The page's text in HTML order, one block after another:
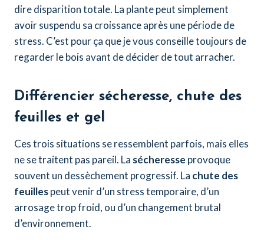
dire disparition totale. La plante peut simplement
avoir suspendu sa croissance après une période de
stress. C’est pour ça que je vous conseille toujours de
regarder le bois avant de décider de tout arracher.
Différencier sécheresse, chute des
feuilles et gel
Ces trois situations se ressemblent parfois, mais elles
ne se traitent pas pareil. La sécheresse provoque
souvent un dessèchement progressif. La chute des
feuillespeut venir d’un stress temporaire, d’un
arrosage trop froid, ou d’un changement brutal
d’environnement.